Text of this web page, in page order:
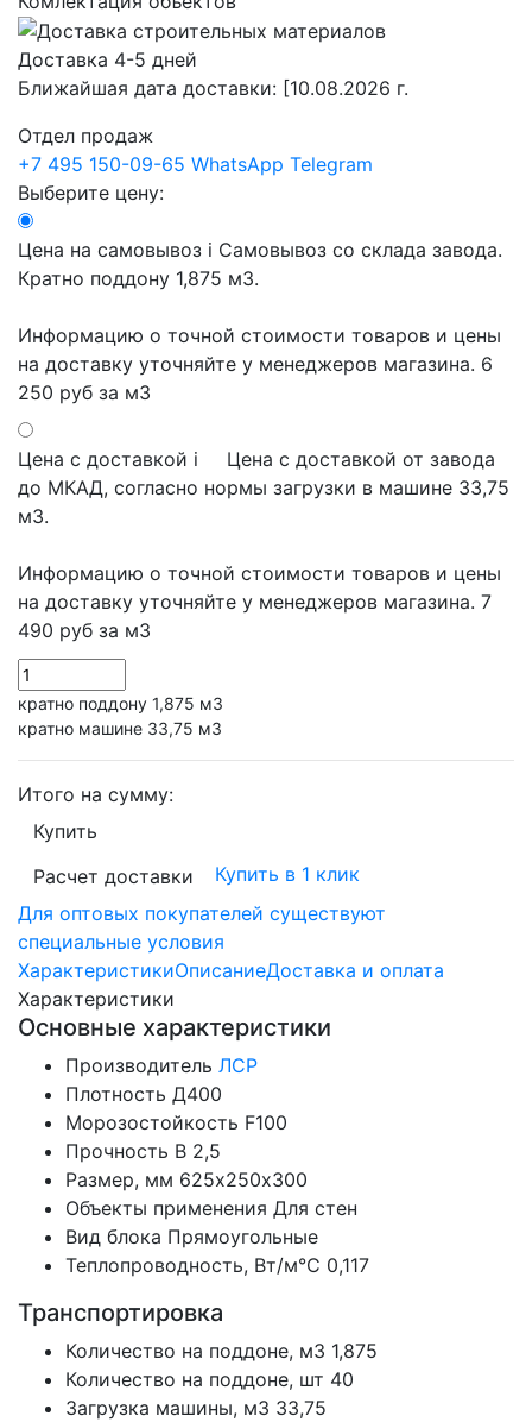
Доставка 4-5 дней
Ближайшая дата доставки: [10.08.2026 г.
Отдел продаж
+7 495 150-09-65 WhatsApp Telegram
Выберите цену:
Цена на самовывоз i Самовывоз со склада завода.
Кратно поддону 1,875 м3.
Информацию о точной стоимости товаров и цены
на доставку уточняйте у менеджеров магазина. 6
250 руб за м3
Цена с доставкой i
Цена с доставкой от завода
до МКАД, согласно нормы загрузки в машине 33,75
м3.
Информацию о точной стоимости товаров и цены
на доставку уточняйте у менеджеров магазина. 7
490 руб за м3
кратно поддону 1,875 м3
кратно машине 33,75 м3
Итого на сумму:
Купить
Расчет доставки
Купить в 1 клик
Для оптовых покупателей существуют
специальные условия
ХарактеристикиОписаниеДоставка и оплата
Характеристики
Основные характеристики
Производитель ЛСР
Плотность Д400
Морозостойкость F100
Прочность B 2,5
Размер, мм 625х250х300
Объекты применения Для стен
Вид блока Прямоугольные
Теплопроводность, Вт/м°С 0,117
Транспортировка
Количество на поддоне, м3 1,875
Количество на поддоне, шт 40
Загрузка машины, м3 33,75